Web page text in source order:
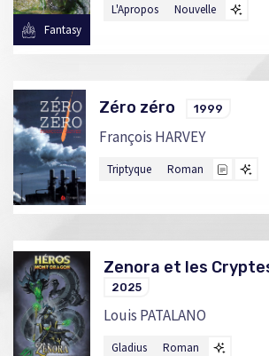
Fantasy
L'Apropos Nouvelle
Zéro zéro 1999
François HARVEY
Triptyque Roman
Zenora et les
2025
Louis PATALANO
Gladius Roman